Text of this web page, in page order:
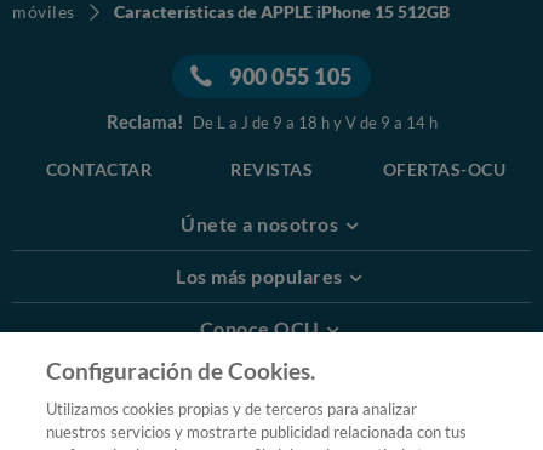
móviles
Características de APPLE iPhone 15 512GB
900 055 105
Reclama! De L a J de 9 a 18 h y V de 9 a 14 h
CONTACTAR REVISTAS OFERTAS-OCU
Únete a nosotros
Los más populares
Conoce OCU
Más Información
© 2026 OCU
Configuración de Cookies.
Utilizamos cookies propias y de terceros para analizar
nuestros servicios y mostrarte publicidad relacionada con tus